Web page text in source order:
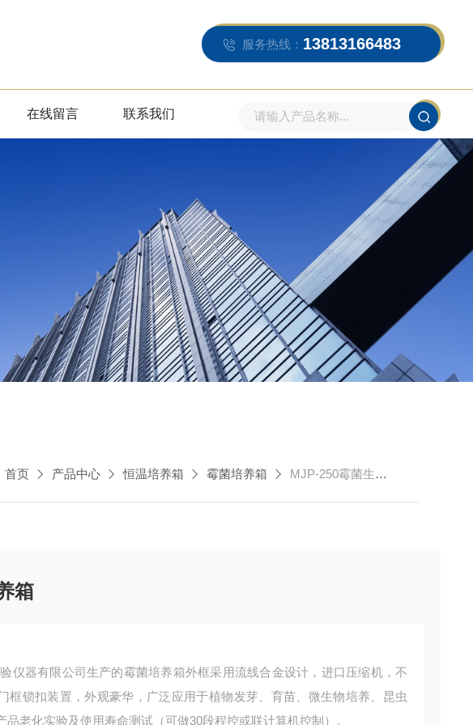
服务热线： 13813166483
在线留言 联系我们
首页 产品中心 恒温培养箱 霉菌培养箱 MJP-250霉菌生化培养箱
箱
仪器有限公司生产的霉菌培养箱外框采用流线合金设计，进口压缩机，不
框锁扣装置，外观豪华，广泛应用于植物发芽、育苗、微生物培养、昆虫
品老化实验及使用寿命测试（可做30段程控或联计算机控制）。